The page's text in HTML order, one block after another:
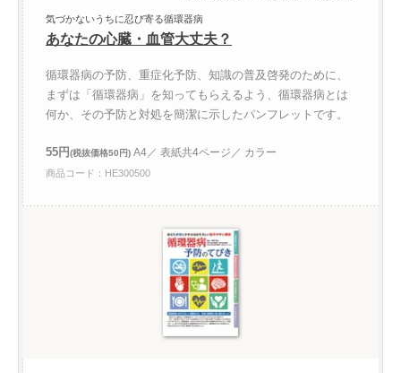
気づかないうちに忍び寄る循環器病
あなたの心臓・血管大丈夫？
循環器病の予防、重症化予防、知識の普及啓発のために、
まずは「循環器病」を知ってもらえるよう、循環器病とは
何か、その予防と対処を簡潔に示したパンフレットです。
55円(税抜価格50円) A4／ 表紙共4ページ／ カラー
商品コード：HE300500